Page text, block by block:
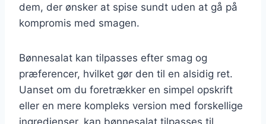
dem, der ønsker at spise sundt uden at gå på
kompromis med smagen.
Bønnesalat kan tilpasses efter smag og
præferencer, hvilket gør den til en alsidig ret.
Uanset om du foretrækker en simpel opskrift
eller en mere kompleks version med forskellige
ingredienser, kan bønnesalat tilpasses til